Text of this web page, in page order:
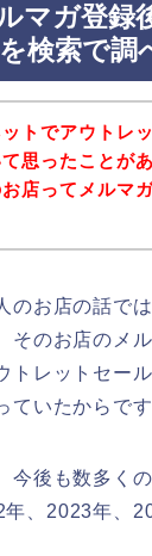
マガ登録
検索で調
トでアウトレ
思ったことが
店ってメルマ
のお店の話で
そのお店のメ
トレットセー
ていたからです
今後も数多く
、2023年、